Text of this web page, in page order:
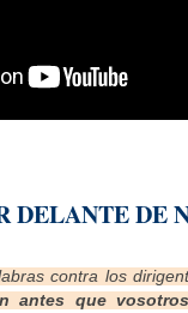
DELANTE DE
contra los
antes que